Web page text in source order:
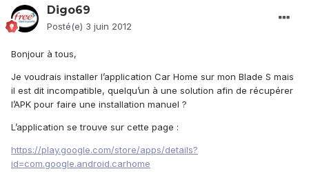
Digo69
Posté(e) 3 juin 2012
Bonjour à tous,
Je voudrais installer l’application Car Home sur mon Blade S mais
il est dit incompatible, quelqu’un à une solution afin de récupérer
l’APK pour faire une installation manuel ?
L’application se trouve sur cette page :
https://play.google.com/store/apps/details?
id=com.google.android.carhome